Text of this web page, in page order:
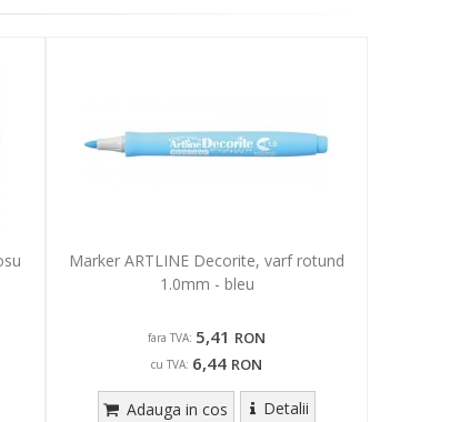
Marker ARTLINE Decorite, varf rotund
1.0mm - bleu
fara TVA: 5,41 RON
cu TVA: 6,44 RON
Adauga in cos Detalii